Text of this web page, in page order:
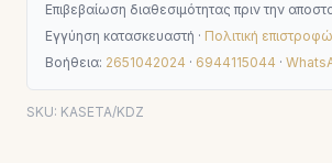
Επιβεβαίωση διαθεσιμότητας πριν την
Εγγύηση κατασκευαστή · Πολιτική
Βοήθεια: 2651042024 · 6944115044 ·
SKU: KASETA/KDZ